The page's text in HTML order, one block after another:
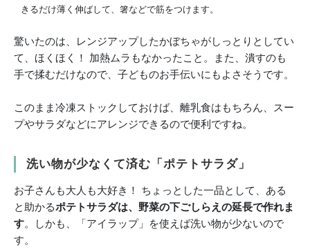
きるだけ薄く伸ばして、箸などで筋をつけます。
驚いたのは、レンジアップしたかぼちゃがしっとりとしてい
て、ほくほく！ 加熱ムラもなかったこと。また、潰すのも
手で揉むだけなので、子どものお手伝いにもよさそうです。
このまま冷凍ストックしておけば、離乳食はもちろん、スー
プやサラダなどにアレンジできるので便利ですね。
洗い物が少なくて済む「ポテトサラダ」
お子さんも大人も大好き！ ちょっとした一品として、ある
と助かるポテトサラダは、野菜の下ごしらえの延長で作れま
す。しかも、「アイラップ」を使えば洗い物が少ないので
す。